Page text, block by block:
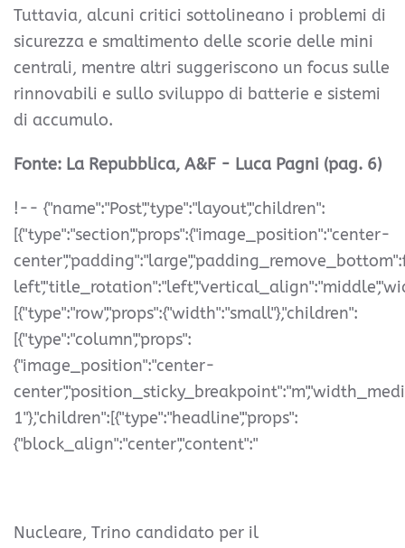
Tuttavia, alcuni critici sottolineano i problemi di
sicurezza e smaltimento delle scorie delle mini
centrali, mentre altri suggeriscono un focus sulle
rinnovabili e sullo sviluppo di batterie e sistemi
di accumulo.
Fonte: La Repubblica, A&F - Luca Pagni (pag. 6)
!-- {"name":"Post","type":"layout","children":
[{"type":"section","props":{"image_position":"center-
[{"type":"row","props":{"width":"small"},"children":
[{"type":"column","props":
{"image_position":"center-
1"},"children":[{"type":"headline","props":
{"block_align":"center","content":"
Nucleare, Trino candidato per il